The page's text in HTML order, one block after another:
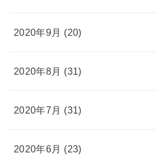
2020年9月 (20)
2020年8月 (31)
2020年7月 (31)
2020年6月 (23)